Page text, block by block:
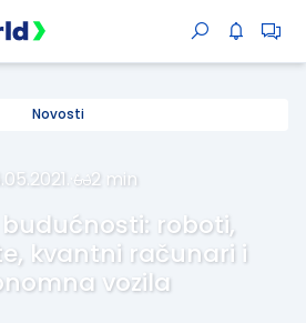
Novosti
2 min
budućnosti: roboti,
kvantni računari i
vozila